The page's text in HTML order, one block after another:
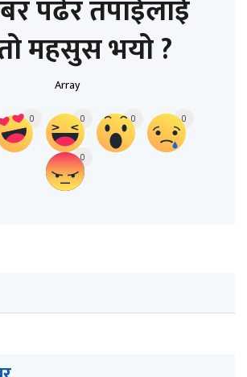
पढेर तपाईलाई
महसुस भयो ?
Array
0 0 0 0
0